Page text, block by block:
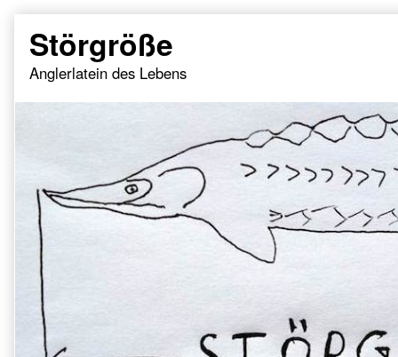
content
Störgröße
Anglerlatein des Lebens